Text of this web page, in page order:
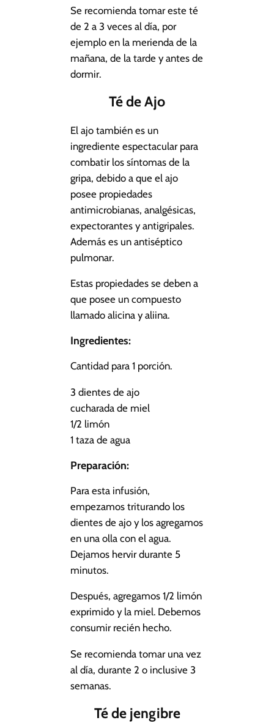
Se recomienda tomar este té
de 2 a 3 veces al día, por
ejemplo en la merienda de la
mañana, de la tarde y antes de
dormir.
Té de Ajo
El ajo también es un
ingrediente espectacular para
combatir los síntomas de la
gripa, debido a que el ajo
posee propiedades
antimicrobianas, analgésicas,
expectorantes y antigripales.
Además es un antiséptico
pulmonar.
Estas propiedades se deben a
que posee un compuesto
llamado alicina y aliina.
Ingredientes:
Cantidad para 1 porción.
3 dientes de ajo
cucharada de miel
1/2 limón
1 taza de agua
Preparación:
Para esta infusión,
empezamos triturando los
dientes de ajo y los agregamos
en una olla con el agua.
Dejamos hervir durante 5
minutos.
Después, agregamos 1/2 limón
exprimido y la miel. Debemos
consumir recién hecho.
Se recomienda tomar una vez
al día, durante 2 o inclusive 3
semanas.
Té de jengibre